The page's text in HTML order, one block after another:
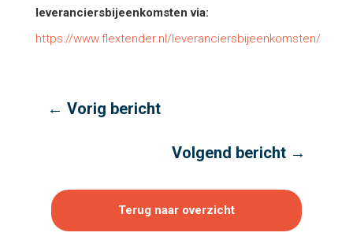
leveranciersbijeenkomsten via:
https://www.flextender.nl/leveranciersbijeenkomsten/
← Vorig bericht
Volgend bericht →
Terug naar overzicht